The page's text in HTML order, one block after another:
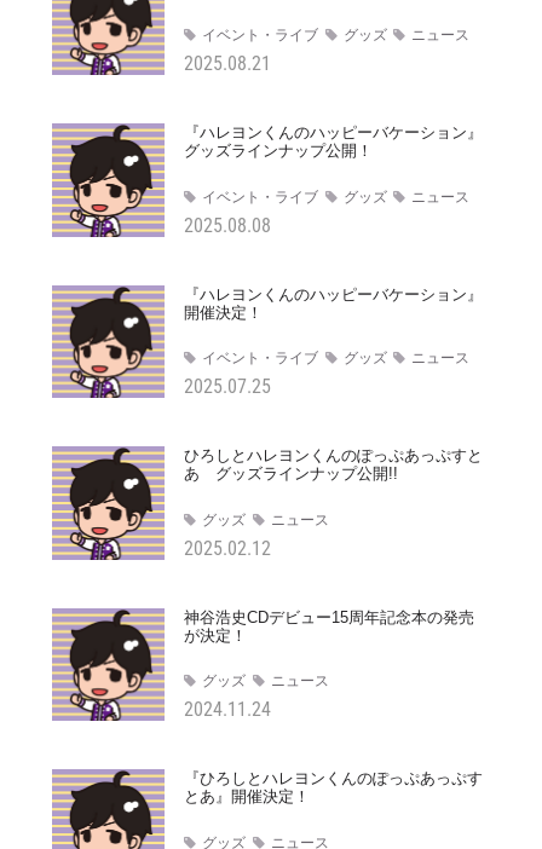
2025.08.21
イベント・ライブ グッズ ニュース
2025.08.08
『ハレヨンくんのハッピーバケーション』
グッズラインナップ公開！
イベント・ライブ グッズ ニュース
2025.07.25
『ハレヨンくんのハッピーバケーション』
開催決定！
イベント・ライブ グッズ ニュース
2025.02.12
ひろしとハレヨンくんのぽっぷあっぷすと
あ グッズラインナップ公開!!
グッズ ニュース
2024.11.24
神谷浩史CDデビュー15周年記念本の発売
が決定！
グッズ ニュース
『ひろしとハレヨンくんのぽっぷあっぷす
とあ』開催決定！
グッズ ニュース